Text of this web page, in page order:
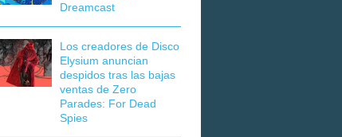
Dreamcast
Los creadores de Disco
Elysium anuncian
despidos tras las bajas
ventas de Zero
Parades: For Dead
Spies